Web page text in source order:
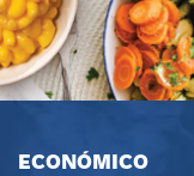
ECONÓMICO